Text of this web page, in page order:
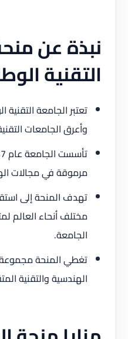
نبذة عن
التقنية
تعتبر الجامعة
وأعرق الجامعات
مرموقة في مجالات
تهدف المنحة إلى
مختلف أنحاء العالم
الجامعة.
تغطي المنحة
الهندسية والتقنية